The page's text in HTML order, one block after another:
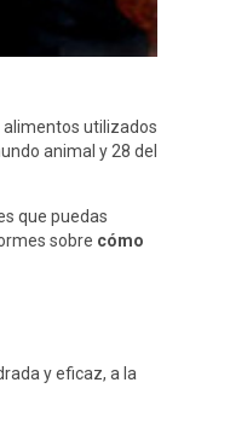
alimentos utilizados
animal y 28 del
que puedas
sobre cómo
y eficaz, a la